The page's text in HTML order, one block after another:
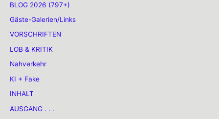
BLOG 2026 (797+)
Gäste-Galerien/Links
VORSCHRIFTEN
LOB & KRITIK
Nahverkehr
KI + Fake
INHALT
AUSGANG . . .